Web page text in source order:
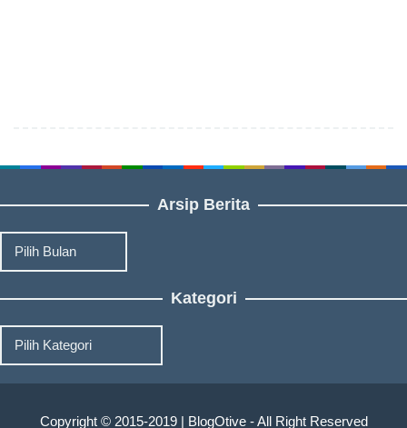
Arsip Berita
Kategori
Copyright © 2015-2019 | BlogOtive - All Right Reserved